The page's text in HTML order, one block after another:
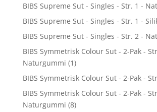
BIBS Supreme Sut - Singles - Str. 1 -
BIBS Supreme Sut - Singles - Str. 1 -
BIBS Supreme Sut - Singles - Str. 2 -
BIBS Symmetrisk Colour Sut - 2-Pak -
Naturgummi (1)
BIBS Symmetrisk Colour Sut - 2-Pak -
BIBS Symmetrisk Colour Sut - 2-Pak -
Naturgummi (8)